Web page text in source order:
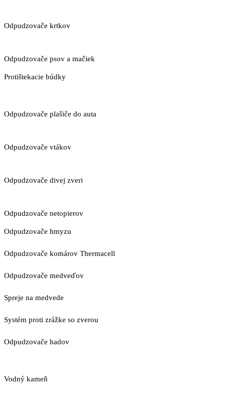
Odpudzovače krtkov
Odpudzovače psov a mačiek
Protištekacie búdky
Odpudzovače plašiče do auta
Odpudzovače vtákov
Odpudzovače divej zveri
Odpudzovače netopierov
Odpudzovače hmyzu
Odpudzovače komárov Thermacell
Odpudzovače medveďov
Spreje na medvede
Systém proti zrážke so zverou
Odpudzovače hadov
Vodný kameň